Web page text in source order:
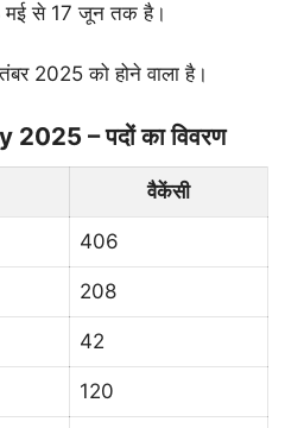
मई से 17 जून तक है।
2025 को होने वाला है।
– पदों का विवरण
वैकेंसी
406
208
42
120